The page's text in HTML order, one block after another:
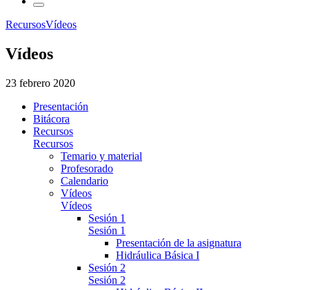
RecursosVídeos
Vídeos
23 febrero 2020
Presentación
Bitácora
Recursos
Recursos
Temario y material
Profesorado
Calendario
Vídeos
Vídeos
Sesión 1
Sesión 1
Presentación de la asignatura
Hidráulica Básica I
Sesión 2
Sesión 2